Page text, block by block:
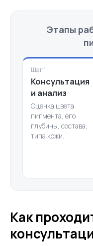
Этапы
Шаг 1
Консультация
и анализ
Оценка цвета
пигмента, его
глубины, состава,
типа кожи.
Как